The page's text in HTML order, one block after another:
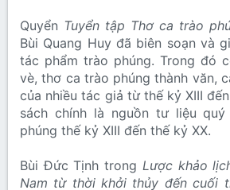
Quyển Tuyển tập Thơ ca trào
Bùi Quang Huy đã biên soạn và
tác phẩm trào phúng. Trong đó
vè, thơ ca trào phúng thành văn,
của nhiều tác giả từ thế kỷ XIII
sách chính là nguồn tư liệu
phúng thế kỷ XIII đến thế kỷ XX.
Bùi Đức Tịnh trong Lược khảo
Nam từ thời khởi thủy đến cuối